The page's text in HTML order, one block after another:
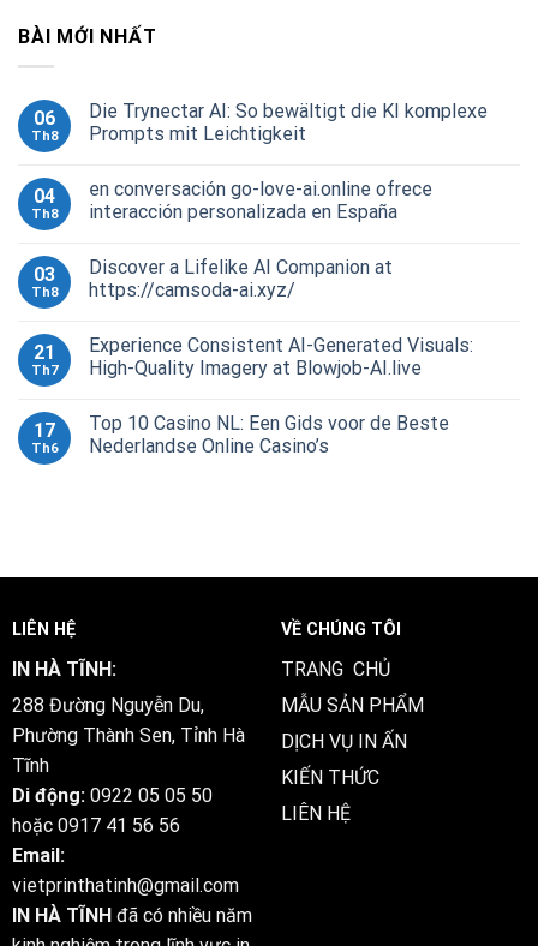
BÀI MỚI NHẤT
06
Th8
Die Trynectar AI: So bewältigt die KI komplexe
Prompts mit Leichtigkeit
04
Th8
en conversación go-love-ai.online ofrece
interacción personalizada en España
03
Th8
Discover a Lifelike AI Companion at
https://camsoda-ai.xyz/
21
Th7
Experience Consistent AI-Generated Visuals:
High-Quality Imagery at Blowjob-AI.live
17
Th6
Top 10 Casino NL: Een Gids voor de Beste
Nederlandse Online Casino’s
LIÊN HỆ
IN HÀ TĨNH:
288 Đường Nguyễn Du,
Phường Thành Sen, Tỉnh Hà
Tĩnh
Di động: 0922 05 05 50
hoặc 0917 41 56 56
Email:
vietprinthatinh@gmail.com
IN HÀ TĨNH đã có nhiều năm
VỀ CHÚNG TÔI
TRANG CHỦ
MẪU SẢN PHẨM
DỊCH VỤ IN ẤN
KIẾN THỨC
LIÊN HỆ